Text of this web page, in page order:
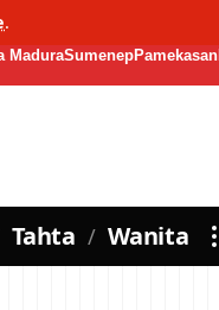
.
MaduraSumenepPamekasan
Tahta Wanita